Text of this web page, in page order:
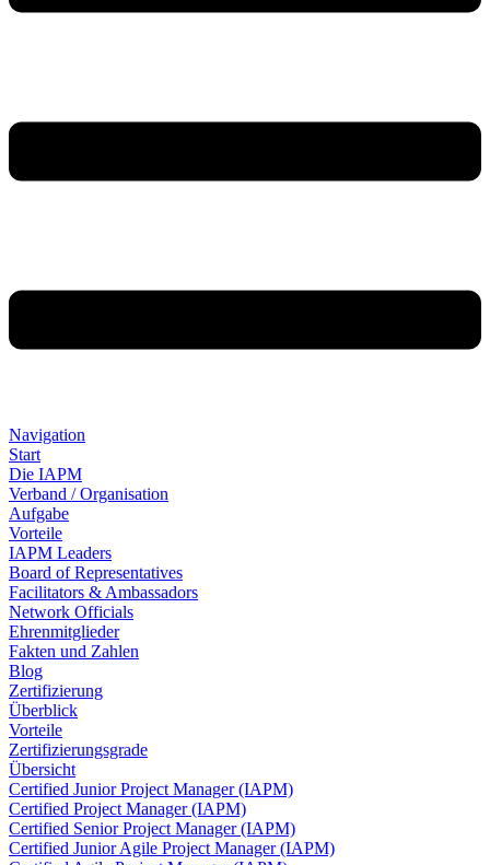
Navigation
Start
Die IAPM
Verband / Organisation
Aufgabe
Vorteile
IAPM Leaders
Board of Representatives
Facilitators & Ambassadors
Network Officials
Ehrenmitglieder
Fakten und Zahlen
Blog
Zertifizierung
Überblick
Vorteile
Zertifizierungsgrade
Übersicht
Certified Junior Project Manager (IAPM)
Certified Project Manager (IAPM)
Certified Senior Project Manager (IAPM)
Certified Junior Agile Project Manager (IAPM)